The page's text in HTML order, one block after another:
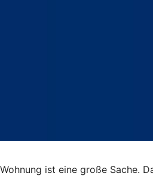
ist eine große Sache.